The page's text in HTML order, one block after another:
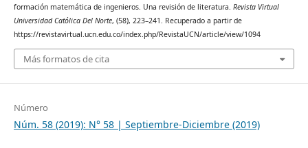
formación matemática de ingenieros. Una revisión de literatura. Revista Virtual
Universidad Católica Del Norte, (58), 223–241. Recuperado a partir de
https://revistavirtual.ucn.edu.co/index.php/RevistaUCN/article/view/1094
Más formatos de cita
Número
Núm. 58 (2019): N° 58 | Septiembre-Diciembre (2019)